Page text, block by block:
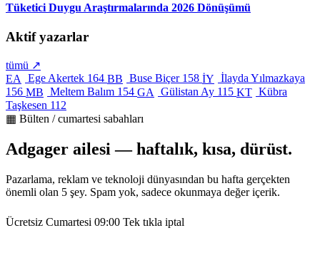
Tüketici Duygu Araştırmalarında 2026 Dönüşümü
Aktif yazarlar
tümü ↗
EA
Ege Akertek 164 BB Buse Biçer 158 İY İlayda Yılmazkaya
156 MB Meltem Balım 154 GA Gülistan Ay 115 KT Kübra
Taşkesen 112
▦ Bülten / cumartesi sabahları
Adgager ailesi — haftalık, kısa, dürüst.
Pazarlama, reklam ve teknoloji dünyasından bu hafta gerçekten
önemli olan 5 şey. Spam yok, sadece okunmaya değer içerik.
Ücretsiz Cumartesi 09:00 Tek tıkla iptal